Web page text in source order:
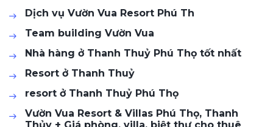
Dịch vụ Vườn Vua Resort Phú Th
Team building Vườn Vua
Nhà hàng ở Thanh Thuỷ Phú Thọ tốt nhất
Resort ở Thanh Thuỷ
resort ở Thanh Thuỷ Phú Thọ
Vườn Vua Resort & Villas Phú Thọ, Thanh